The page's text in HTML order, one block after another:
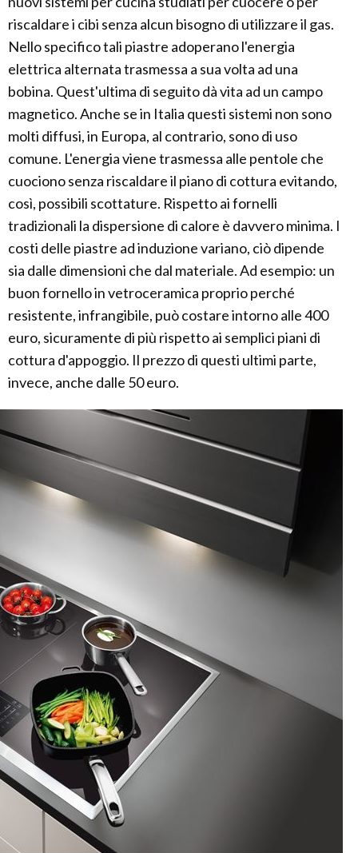
riscaldare i cibi senza alcun bisogno di utilizzare il gas.
Nello specifico tali piastre adoperano l'energia
elettrica alternata trasmessa a sua volta ad una
bobina. Quest'ultima di seguito dà vita ad un campo
magnetico. Anche se in Italia questi sistemi non sono
molti diffusi, in Europa, al contrario, sono di uso
comune. L'energia viene trasmessa alle pentole che
cuociono senza riscaldare il piano di cottura evitando,
così, possibili scottature. Rispetto ai fornelli
tradizionali la dispersione di calore è davvero minima. I
costi delle piastre ad induzione variano, ciò dipende
sia dalle dimensioni che dal materiale. Ad esempio: un
buon fornello in vetroceramica proprio perché
resistente, infrangibile, può costare intorno alle 400
euro, sicuramente di più rispetto ai semplici piani di
cottura d'appoggio. Il prezzo di questi ultimi parte,
invece, anche dalle 50 euro.